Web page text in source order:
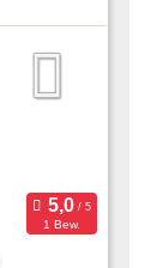
1 Bew.